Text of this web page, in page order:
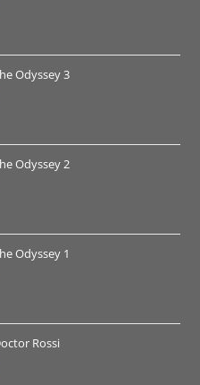
€
Odyssey 3
€
Odyssey 2
€
Odyssey 1
€Rossi